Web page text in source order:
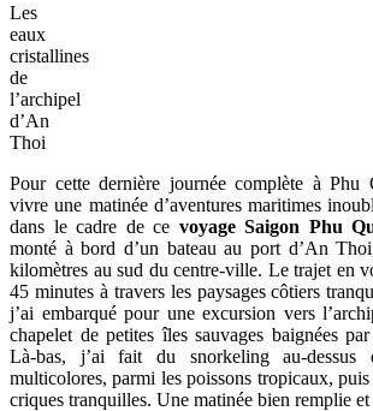
Les
eaux
cristallines
de
l’archipel
d’An
Thoi
Pour cette dernière journée complète à Phu
vivre une matinée d’aventures maritimes
dans le cadre de ce voyage Saigon Phu
monté à bord d’un bateau au port d’An
kilomètres au sud du centre-ville. Le trajet en
45 minutes à travers les paysages côtiers
j’ai embarqué pour une excursion vers
chapelet de petites îles sauvages baignées
Là-bas, j’ai fait du snorkeling au-dessus
multicolores, parmi les poissons tropicaux,
criques tranquilles. Une matinée bien remplie